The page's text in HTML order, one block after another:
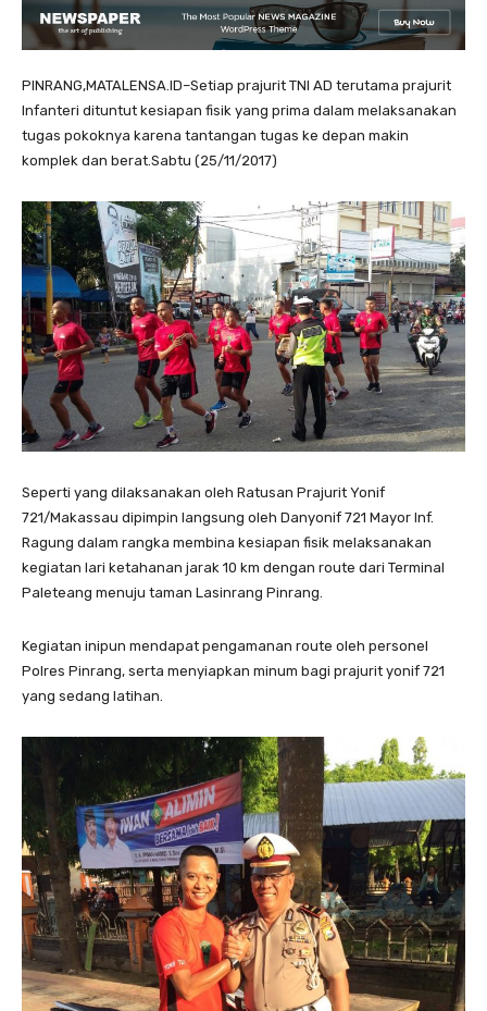
PINRANG,MATALENSA.ID–Setiap prajurit TNI AD terutama prajurit
Infanteri dituntut kesiapan fisik yang prima dalam melaksanakan
tugas pokoknya karena tantangan tugas ke depan makin
komplek dan berat.Sabtu (25/11/2017)
Seperti yang dilaksanakan oleh Ratusan Prajurit Yonif
721/Makassau dipimpin langsung oleh Danyonif 721 Mayor Inf.
Ragung dalam rangka membina kesiapan fisik melaksanakan
kegiatan lari ketahanan jarak 10 km dengan route dari Terminal
Paleteang menuju taman Lasinrang Pinrang.
Kegiatan inipun mendapat pengamanan route oleh personel
Polres Pinrang, serta menyiapkan minum bagi prajurit yonif 721
yang sedang latihan.